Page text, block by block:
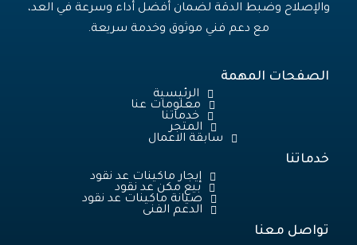
والإصلاح وضبط الدقة لضمان أفضل أداء وسرعة في العد،
مع دعم فني موثوق وخدمة سريعة.
الصفحات المهمة
الرئيسية
معلومات عنا
خدماتنا
المتجر
سابقة الاعمال
خدماتنا
إيجار ماكينات عد نقود
بيع مكن عد نقود
صيانة ماكينات عد نقود
الدعم الفنى
تواصل معنا